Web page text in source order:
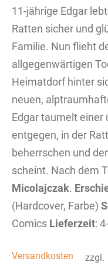
11-jährige Edgar
Ratten sicher und
Familie. Nun flieht
allgegenwärtigen
Heimatdorf hinter
neuen,
Edgar taumelt
entgegen, in der
beherrschen und
scheint. Nach dem
Micolajczak.
(Hardcover, Farbe)
Comics Lieferzeit:
zzgl.
Versandkosten